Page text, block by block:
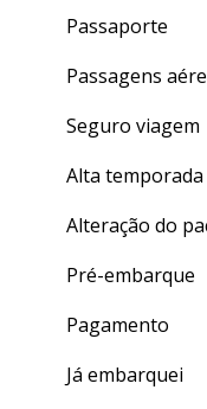
Finalizando seu
Dúvidas gerais
Crédito de Aulas
Passaporte
Passagens
Seguro viagem
Alta temporada
Alteração do
Pré-embarque
Pagamento
Já embarquei